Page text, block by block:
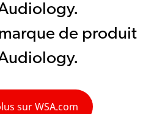
de produit
sur WSA.com